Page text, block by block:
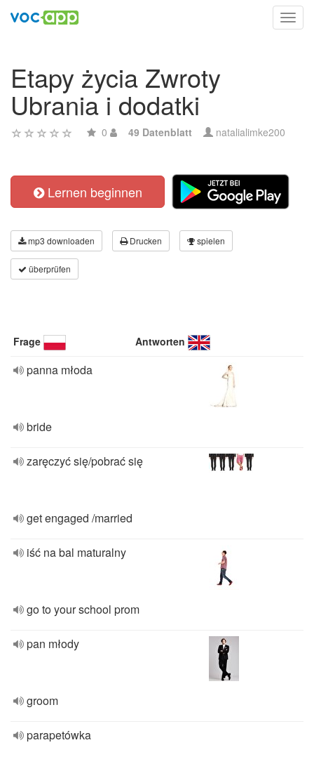
Etapy życia Zwroty
Ubrania i dodatki
0 49 Datenblatt natalialimke200
Lernen beginnen
mp3 downloaden Drucken spielen
überprüfen
Frage Antworten
panna młoda
bride
zaręczyć się/pobrać się
get engaged /married
iść na bal maturalny
go to your school prom
pan młody
groom
parapetówka